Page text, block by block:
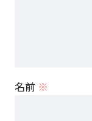
名前 ※